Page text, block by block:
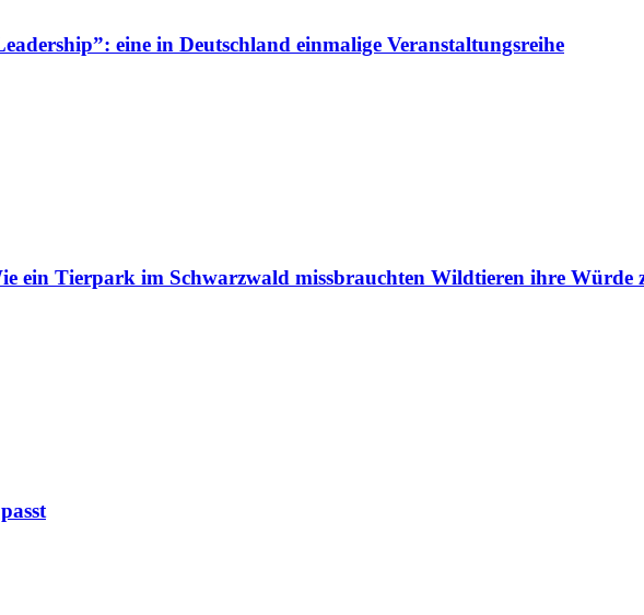
eine in Deutschland einmalige Veranstaltungsreihe
ein Tierpark im Schwarzwald missbrauchten Wildtieren ihre Würde